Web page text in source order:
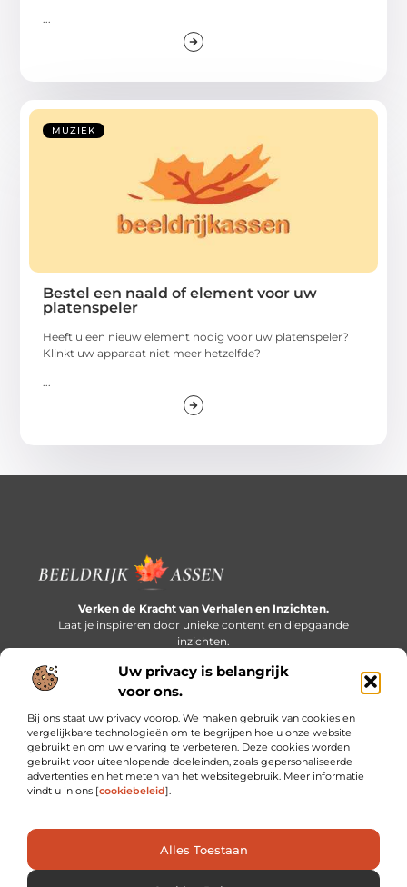
Uw privacy is belangrijk
voor ons.
Bij ons staat uw privacy voorop. We maken gebruik van cookies en
vergelijkbare technologieën om te begrijpen hoe u onze website
gebruikt en om uw ervaring te verbeteren. Deze cookies worden
gebruikt voor uiteenlopende doeleinden, zoals gepersonaliseerde
advertenties en het meten van het websitegebruik. Meer informatie
vindt u in ons [cookiebeleid].
Alles Toestaan
...
MUZIEK
Bestel een naald of element voor uw
platenspeler
Heeft u een nieuw element nodig voor uw platenspeler?
Klinkt uw apparaat niet meer hetzelfde?
...
Verken de Kracht van Verhalen en Inzichten.
Laat je inspireren door unieke content en diepgaande
inzichten.
Bericht categorie
Onze informatie
Cookiebeleid (EU)